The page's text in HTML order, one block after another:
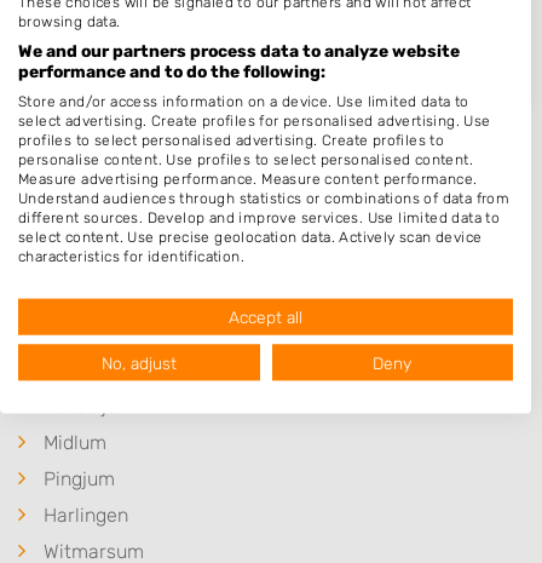
8711JH Workum
Op 19,64 km afstand
Plaatsen in de buurt
Arum
Hitzum
Kimswerd
Midlum
Pingjum
Harlingen
Witmarsum
browsing data.
We and our partners process data to analyze website
performance and to do the following:
Store and/or access information on a device. Use limited data to
select advertising. Create profiles for personalised advertising. Use
profiles to select personalised advertising. Create profiles to
personalise content. Use profiles to select personalised content.
Measure advertising performance. Measure content performance.
Understand audiences through statistics or combinations of data from
different sources. Develop and improve services. Use limited data to
select content. Use precise geolocation data. Actively scan device
characteristics for identification.
USA.
Your consent and the cookie policy applies solely to this website/app.
View Partner List (1017 IAB Vendors)
We use your data for the following purposes:
IAB processing purposes:
Store and/or access information on a device
Create profiles for personalised advertising
Accept all
No, adjust Deny